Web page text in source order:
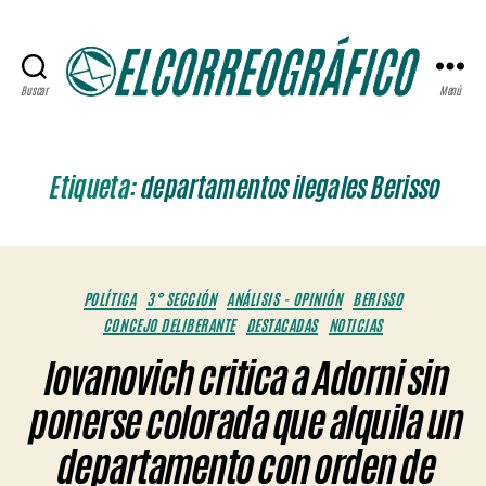
Buscar Menú
Etiqueta:departamentos ilegales Berisso
Categorías
POLÍTICA 3° SECCIÓN ANÁLISIS - OPINIÓN BERISSO
CONCEJO DELIBERANTE
DESTACADAS NOTICIAS
Iovanovich critica a Adorni sin
ponerse colorada que alquila un
departamento con orden de